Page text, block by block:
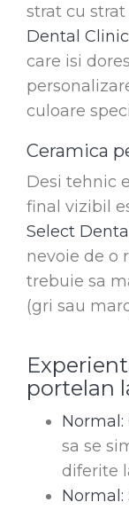
strat cu
Dental Clinic
care isi
culoare
Ceramica
Desi tehnic
final vizibil
Select
nevoie de o
trebuie sa
(gri sau
portelan
Normal:
sa se
diferite
Normal: